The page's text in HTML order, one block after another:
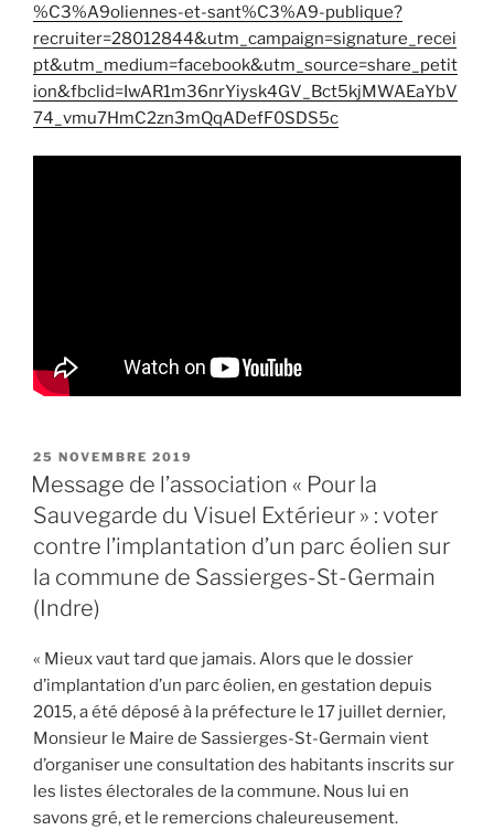
%C3%A9oliennes-et-sant%C3%A9-publique?
recruiter=28012844&utm_campaign=signature_recei
pt&utm_medium=facebook&utm_source=share_petit
ion&fbclid=IwAR1m36nrYiysk4GV_Bct5kjMWAEaYbV
74_vmu7HmC2zn3mQqADefF0SDS5c
PUBLIÉ
LE
25 NOVEMBRE 2019
Message de l’association « Pour la
Sauvegarde du Visuel Extérieur » : voter
contre l’implantation d’un parc éolien sur
la commune de Sassierges-St-Germain
(Indre)
« Mieux vaut tard que jamais. Alors que le dossier
d’implantation d’un parc éolien, en gestation depuis
2015, a été déposé à la préfecture le 17 juillet dernier,
Monsieur le Maire de Sassierges-St-Germain vient
d’organiser une consultation des habitants inscrits sur
les listes électorales de la commune. Nous lui en
savons gré, et le remercions chaleureusement.